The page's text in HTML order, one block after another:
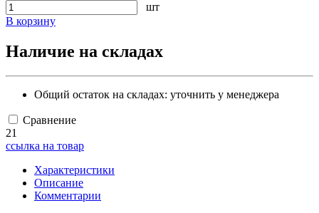
шт
В корзину
Наличие на складах
Общий остаток на складах: уточнить у менеджера
Сравнение
21
ссылка на товар
Характеристики
Описание
Комментарии